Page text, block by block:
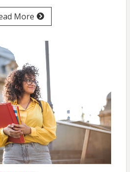
More